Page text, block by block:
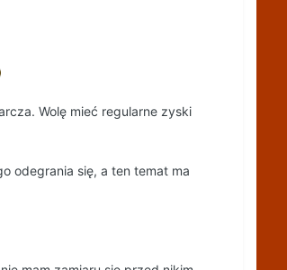
Wolę mieć regularne zyski
odegrania się, a ten temat ma